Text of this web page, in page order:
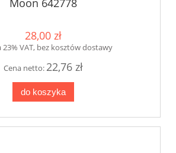
28,00 zł
23% VAT, bez kosztów dostawy
Cena netto: 22,76 zł
do koszyka